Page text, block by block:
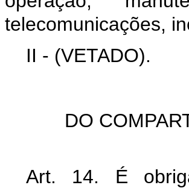
telecomunicações,
II - (VETADO).
DO
Art. 14. É